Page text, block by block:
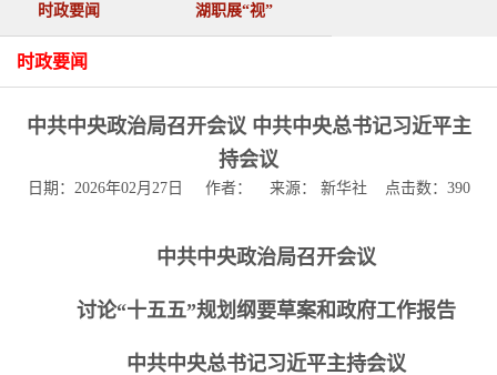
时政要闻 湖职展“视”
时政要闻
中共中央政治局召开会议 中共中央总书记习近平主
持会议
日期：2026年02月27日 作者： 来源： 新华社 点击数： 390
中共中央政治局召开会议
讨论“十五五”规划纲要草案和政府工作报告
中共中央总书记习近平主持会议